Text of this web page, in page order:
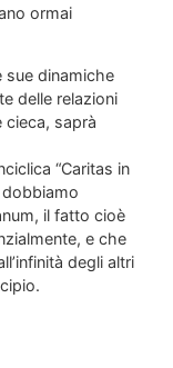
ormai
sue dinamiche
delle relazioni
cieca, saprà
“Caritas in
il fatto cioè
e che
degli altri